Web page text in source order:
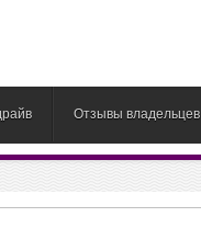
Отзывы владельцев